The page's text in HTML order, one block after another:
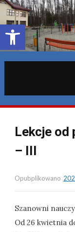
Otwórz pasek narzędzi
Lekcje od
– III
Opubplikowano
Szanowni
Od 26 kwietnia